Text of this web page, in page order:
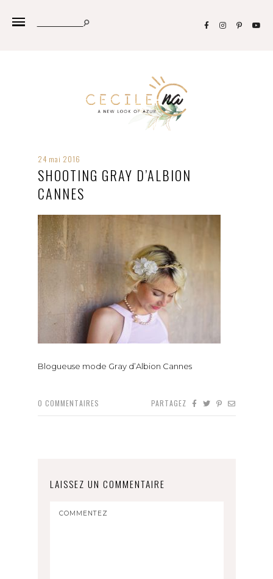
24 mai 2016
SHOOTING GRAY D’ALBION
CANNES
Blogueuse mode Gray d’Albion Cannes
0 COMMENTAIRES PARTAGEZ
LAISSEZ UN COMMENTAIRE